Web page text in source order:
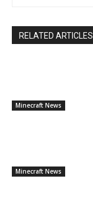
RELATED ARTICLES
Minecraft News
Minecraft News